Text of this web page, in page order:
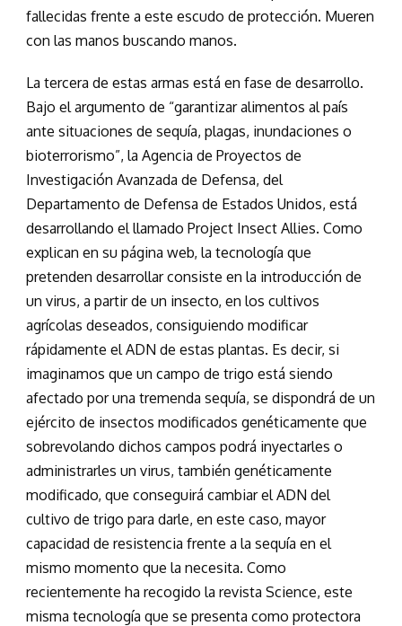
fallecidas frente a este escudo de protección. Mueren
con las manos buscando manos.
La tercera de estas armas está en fase de desarrollo.
Bajo el argumento de “garantizar alimentos al país
ante situaciones de sequía, plagas, inundaciones o
bioterrorismo”, la Agencia de Proyectos de
Investigación Avanzada de Defensa, del
Departamento de Defensa de Estados Unidos, está
desarrollando el llamado Project Insect Allies. Como
explican en su página web, la tecnología que
pretenden desarrollar consiste en la introducción de
un virus, a partir de un insecto, en los cultivos
agrícolas deseados, consiguiendo modificar
rápidamente el ADN de estas plantas. Es decir, si
imaginamos que un campo de trigo está siendo
afectado por una tremenda sequía, se dispondrá de un
ejército de insectos modificados genéticamente que
sobrevolando dichos campos podrá inyectarles o
administrarles un virus, también genéticamente
modificado, que conseguirá cambiar el ADN del
cultivo de trigo para darle, en este caso, mayor
capacidad de resistencia frente a la sequía en el
mismo momento que la necesita. Como
recientemente ha recogido la revista Science, este
misma tecnología que se presenta como protectora